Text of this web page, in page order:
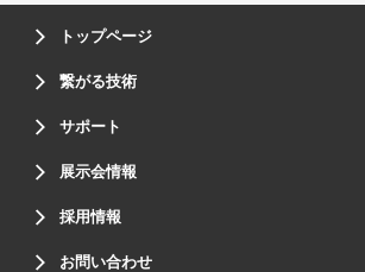
トップページ
繋がる技術
サポート
展示会情報
採用情報
お問い合わせ